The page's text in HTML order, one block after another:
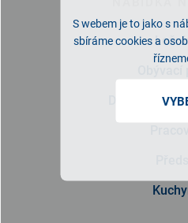
S webem je to jako s
sbíráme cookies a
Dětský/